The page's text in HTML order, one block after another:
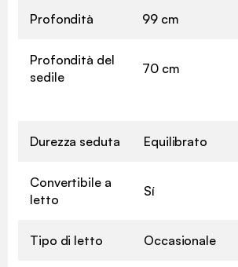
Profondità 99 cm
Profondità del
sedile
70 cm
Durezza seduta Equilibrato
Convertibile a
letto
Sí
Tipo di letto Occasionale